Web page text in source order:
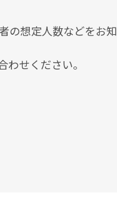
の想定人数などをお知
せください。